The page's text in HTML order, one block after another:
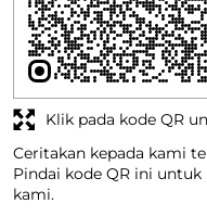
Unduh QR
Jam Kerja
Senin
09:00 AM - 08:00
Selasa
09:00 AM -
Rabu